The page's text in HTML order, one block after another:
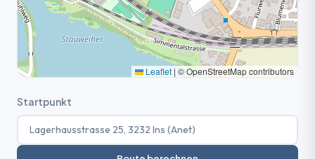
Leaflet | © OpenStreetMap contributors
Startpunkt